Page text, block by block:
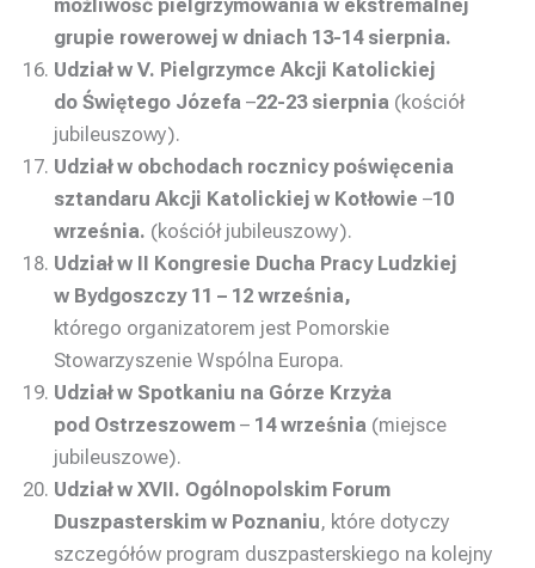
możliwość pielgrzymowania w ekstremalnej
grupie rowerowej w dniach 13-14 sierpnia.
Udział w V. Pielgrzymce Akcji Katolickiej
do Świętego Józefa –22-23 sierpnia (kościół
jubileuszowy).
Udział w obchodach rocznicy poświęcenia
sztandaru Akcji Katolickiej w Kotłowie –10
września. (kościół jubileuszowy).
Udział w II Kongresie Ducha Pracy Ludzkiej
w Bydgoszczy 11 – 12 września,
którego organizatorem jest Pomorskie
Stowarzyszenie Wspólna Europa.
Udział w Spotkaniu na Górze Krzyża
pod Ostrzeszowem – 14 września (miejsce
jubileuszowe).
Udział w XVII. Ogólnopolskim Forum
Duszpasterskim w Poznaniu, które dotyczy
szczegółów program duszpasterskiego na kolejny